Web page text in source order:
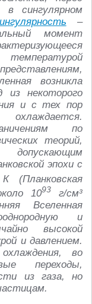
в сингулярном
–
момент
возникла
из некоторого
и с тех пор
по
теорий,
допускающим
эпохи с
(Планковская
1093 г/см³
Вселенная
и
высокой
и давлением.
во
переходы,
из газа, но